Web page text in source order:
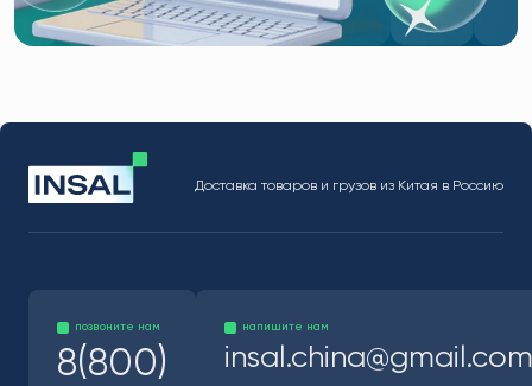
Доставка товаров и грузов из Китая в Россию
позвоните нам
8(800)
напишите нам
insal.china@gmail.com